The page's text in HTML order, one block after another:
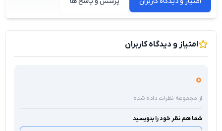
امتیاز و دیدگاه کاربران
0
از مجموعه نظرات داده شده
شما هم نظر خود را بنویسید